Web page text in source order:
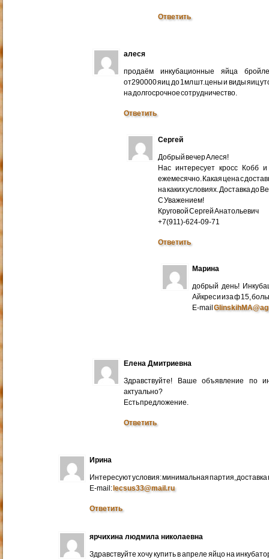
Ответить
алеся
продаём инкубационные яйца
от290000 яиц до 1мл шт.цены и виды яиц
на долгосрочное сотрудничество.
Ответить
Сергей
Добрый вечер Алеся!
Нас интересует кросс Кобб
ежемесячно. Какая цена с
на каких условиях. Доставка до
С Уважением!
Круговой Сергей Анатольевич
+7(911)-624-09-71
Ответить
Марина
добрый день!
Айкрес и иза ф 15,
E-mail
Елена Дмитриевна
Здравствуйте! Ваше объявление по
актуально?
Есть предложение.
Ответить
Ирина
Интересуют условия: минимальная партия, доставка
E-mail:lecsus33@mail.ru
Ответить
ярчихина людмила николаевна
Здравствуйте хочу купить в апреле яйцо на